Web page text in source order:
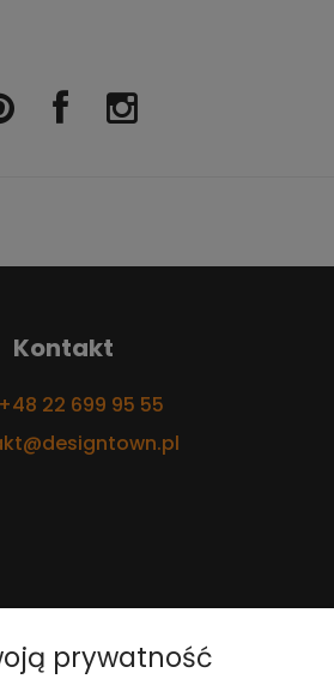
Kontakt
22 699 95 55
Sklep
prywatność